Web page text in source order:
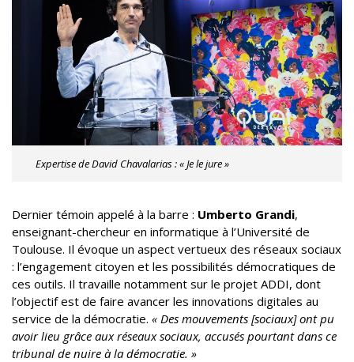
Expertise de David Chavalarias : « Je le jure »
Dernier témoin appelé à la barre : Umberto Grandi,
enseignant-chercheur en informatique à l’Université de
Toulouse. Il évoque un aspect vertueux des réseaux sociaux
: l’engagement citoyen et les possibilités démocratiques de
ces outils. Il travaille notamment sur le projet ADDI, dont
l’objectif est de faire avancer les innovations digitales au
service de la démocratie. « Des mouvements [sociaux] ont pu
avoir lieu grâce aux réseaux sociaux, accusés pourtant dans ce
tribunal de nuire à la démocratie. »